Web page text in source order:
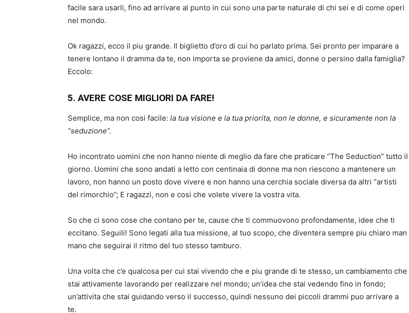
facile sara usarli, fino ad arrivare al punto in cui sono una parte naturale di chi sei e di come operi
nel mondo.
Ok ragazzi, ecco il piu grande. Il biglietto d’oro di cui ho parlato prima. Sei pronto per imparare a
tenere lontano il dramma da te, non importa se proviene da amici, donne o persino dalla famiglia?
Eccolo:
5. AVERE COSE MIGLIORI DA FARE!
Semplice, ma non cosi facile: la tua visione e la tua priorita, non le donne, e sicuramente non la
“seduzione”.
Ho incontrato uomini che non hanno niente di meglio da fare che praticare “The Seduction” tutto il
giorno. Uomini che sono andati a letto con centinaia di donne ma non riescono a mantenere un
lavoro, non hanno un posto dove vivere e non hanno una cerchia sociale diversa da altri “artisti
del rimorchio”; E ragazzi, non e cosi che volete vivere la vostra vita.
So che ci sono cose che contano per te, cause che ti commuovono profondamente, idee che ti
eccitano. Seguili! Sono legati alla tua missione, al tuo scopo, che diventera sempre piu chiaro man
mano che seguirai il ritmo del tuo stesso tamburo.
Una volta che c’e qualcosa per cui stai vivendo che e piu grande di te stesso, un cambiamento che
stai attivamente lavorando per realizzare nel mondo; un’idea che stai vedendo fino in fondo;
un’attivita che stai guidando verso il successo, quindi nessuno dei piccoli drammi puo arrivare a
te.